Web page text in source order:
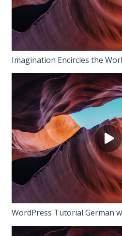
Imagination Encircles the
WordPress Tutorial German